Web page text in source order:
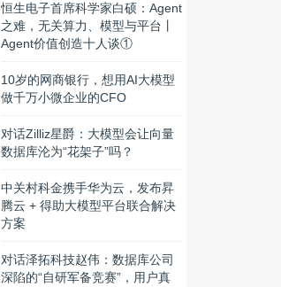
恒生电子首席科学家白硕：Agent
之难，无关算力、模型与平台丨
Agent价值创造十人谈①
10岁的网商银行，想用AI大模型
做千万小微企业的CFO
对话Zilliz星爵：大模型会让向量
数据库沦为“花架子”吗？
中关村科金携手华为云，发布昇
腾云 + 得助大模型平台联合解决
方案
对话泽拓科技赵伟：数据库公司
深陷的“自研军备竞赛”，用户真